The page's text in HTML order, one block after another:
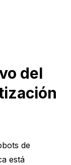
del
de
está